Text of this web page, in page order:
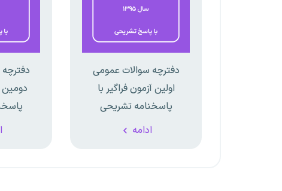
دفترچه سوالات عمومی
اولین آزمون فراگیر با
پاسخنامه تشریحی
ادامه
دومین